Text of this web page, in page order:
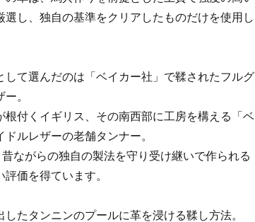
選し、独自の基準をクリアしたものだけを使用し
して選んだのは「ベイカー社」で鞣されたフルグ
。
根付くイギリス、その南西部に工房を構える「ベ
ルレザーの老舗タンナー。
ながらの独自の製法を守り受け継いで作られる
価を得ています。
たタンニンのプールに革を浸ける鞣し方法。